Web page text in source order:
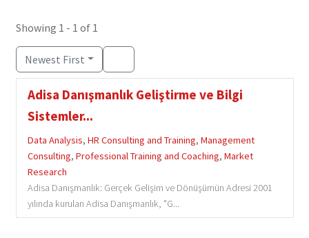
Privacy Policy
Showing 1 - 1 of 1
Newest First
Adisa Danışmanlık Geliştirme ve Bilgi
Sistemler...
Data Analysis, HR Consulting and Training, Management
Consulting, Professional Training and Coaching, Market
Research
Adisa Danışmanlık: Gerçek Gelişim ve Dönüşümün Adresi 2001
yılında kurulan Adisa Danışmanlık, "G...